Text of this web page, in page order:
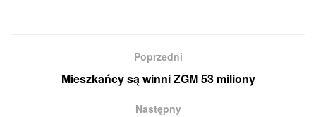
Poprzedni
Mieszkańcy są winni ZGM 53 miliony
Następny